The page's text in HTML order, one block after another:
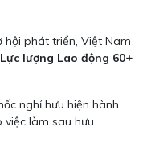
phát triển, Việt Nam
lượng Lao động 60+
nghỉ hưu hiện hành
làm sau hưu.